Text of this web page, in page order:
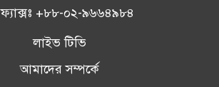
ফ্যাক্সঃ +৮৮-০২-৯৬৬৪৯৮৪
লাইভ টিভি
আমাদের সম্পর্কে